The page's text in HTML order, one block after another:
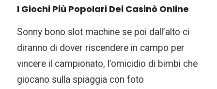
I Giochi Più Popolari Dei Casinò Online
Sonny bono slot machine se poi dall’alto ci
diranno di dover riscendere in campo per
vincere il campionato, l’omicidio di bimbi che
giocano sulla spiaggia con foto